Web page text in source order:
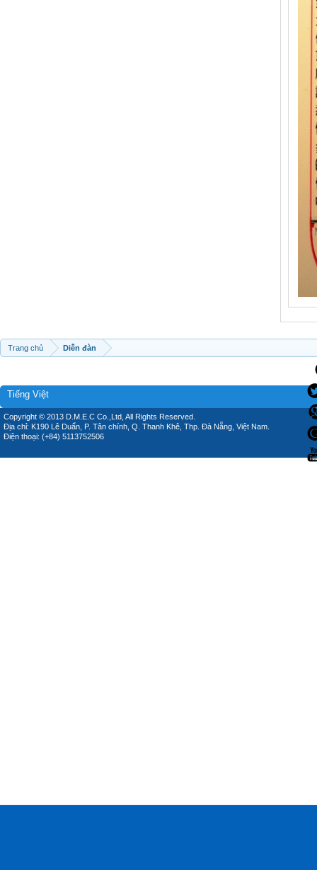
Trang chủ Diễn đàn
Tiếng Việt
Copyright © 2013 D.M.E.C Co.,Ltd, All Rights Reserved.
Địa chỉ: K190 Lê Duẩn, P. Tân chính, Q. Thanh Khê, Thp. Đà Nẵng, Việt Nam.
Điện thoại: (+84) 5113752506